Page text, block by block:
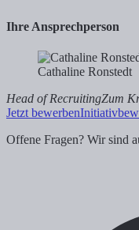
Ihre Ansprechperson
Cathaline Ronstedt
Head of RecruitingZum
Jetzt bewerben
Offene Fragen? Wir sind